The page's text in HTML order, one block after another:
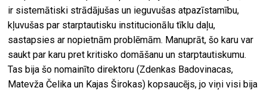
ir sistemātiski strādājušas un ieguvušas atpazīstamību,
kļuvušas par starptautisku institucionālu tīklu daļu,
sastapsies ar nopietnām problēmām. Manuprāt, šo karu var
saukt par karu pret kritisko domāšanu un starptautiskumu.
Tas bija šo nomainīto direktoru (Zdenkas Badovinacas,
Matevža Čelika un Kajas Širokas) kopsaucējs, jo viņi visi bija